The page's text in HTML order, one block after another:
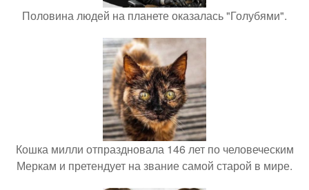
Половина людей на планете оказалась "Голубями".
Кошка милли отпраздновала 146 лет по человеческим
Меркам и претендует на звание самой старой в мире.